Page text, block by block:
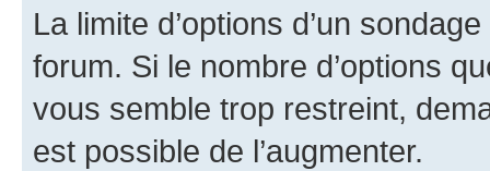
La limite d’options d’un
forum. Si le nombre d’options
vous semble trop restreint,
est possible de l’augmenter.